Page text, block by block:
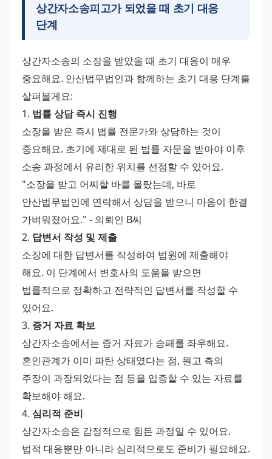
상간자소송피고가 되었을 때 초기 대응
단계
상간자소송의 소장을 받았을 때 초기 대응이 매우
중요해요. 안산법무법인과 함께하는 초기 대응 단계를
살펴볼게요:
1. 법률 상담 즉시 진행
소장을 받은 즉시 법률 전문가와 상담하는 것이
중요해요. 초기에 제대로 된 법률 자문을 받아야 이후
소송 과정에서 유리한 위치를 선점할 수 있어요.
"소장을 받고 어찌할 바를 몰랐는데, 바로
안산법무법인에 연락해서 상담을 받으니 마음이 한결
가벼워졌어요." - 의뢰인 B씨
2. 답변서 작성 및 제출
소장에 대한 답변서를 작성하여 법원에 제출해야
해요. 이 단계에서 변호사의 도움을 받으면
법률적으로 정확하고 전략적인 답변서를 작성할 수
있어요.
3. 증거 자료 확보
상간자소송에서는 증거 자료가 승패를 좌우해요.
혼인관계가 이미 파탄 상태였다는 점, 원고 측의
주장이 과장되었다는 점 등을 입증할 수 있는 자료를
확보해야 해요.
4. 심리적 준비
상간자소송은 감정적으로 힘든 과정일 수 있어요.
법적 대응뿐만 아니라 심리적으로도 준비가 필요해요.